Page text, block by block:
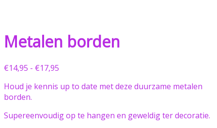
Metalen borden
€14,95 - €17,95
tot
Houd je kennis up to date met deze duurzame metalen
borden.
Supereenvoudig op te hangen en geweldig ter decoratie.